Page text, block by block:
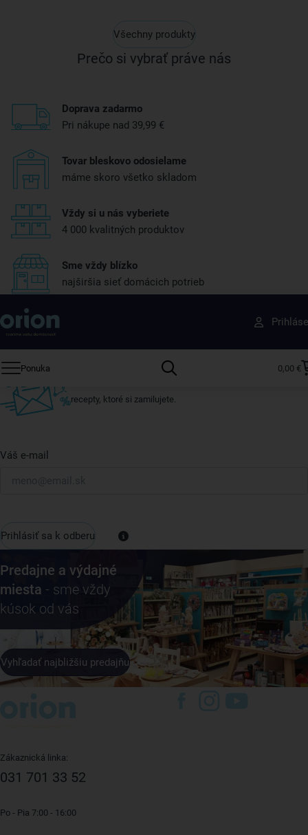
Všechny produkty
Prečo si vybrať práve nás
Doprava zadarmo
Pri nákupe nad 39,99 €
Tovar bleskovo odosielame
máme skoro všetko skladom
Vždy si u nás vyberiete
4 000 kvalitných produktov
Sme vždy blízko
najširšia sieť domácich potrieb
Ponuka 0,00 €
Získajte rady, recepty a tipy na zľavy skôr ako
ktokoľvek iný
Prihláste sa k odberu nášho newslettera.
recepty, ktoré si zamilujete.
Váš e-mail
Prihlásiť sa k odberu
Predajne a výdajné
miesta - sme vždy
kúsok od vás
Vyhľadať najbližšiu predajňu
Zákaznická linka:
031 701 33 52
Po - Pia 7:00 - 16:00